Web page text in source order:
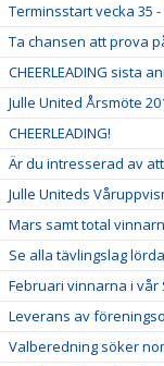
Terminsstart vecka 35
Ta chansen att prova
CHEERLEADING sista
Julle United Årsmöte
CHEERLEADING!
Är du intresserad av
Julle Uniteds
Mars samt total
Se alla tävlingslag
Februari vinnarna i vår
Leverans av
Valberedning söker